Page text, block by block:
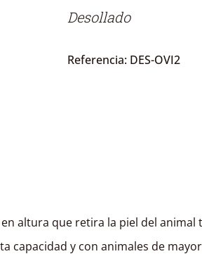
Desollado
Referencia: DES-OVI2
altura que retira la piel del
capacidad y con animales de